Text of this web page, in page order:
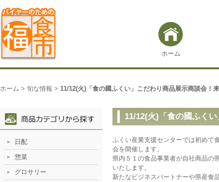
ホーム
ホーム > 旬な情報 > 11/12(火)「食の國ふくい」こだわり商品展示商談会！
11/12(火)「食の國ふく
ふくい産業支援センターでは初めて
会を開催します。
県内５１の食品事業者が自社商品の
いたします。
新たなビジネスパートナーや県産食
日配
惣菜
グロサリー